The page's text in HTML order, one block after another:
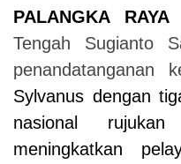
PALANGKA RAYA
Tengah Sugianto
penandatanganan
Sylvanus dengan
nasional rujukan
meningkatkan